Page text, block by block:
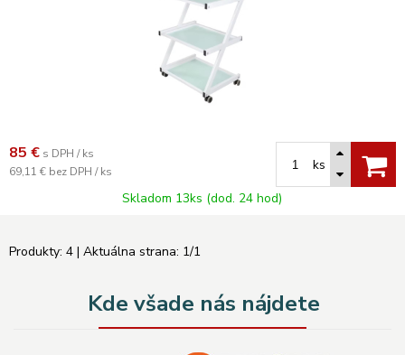
85 € s DPH / ks
69,11 € bez DPH / ks
ks
Skladom 13ks (dod. 24 hod)
Produkty: 4 | Aktuálna strana: 1/1
Kde všade nás nájdete